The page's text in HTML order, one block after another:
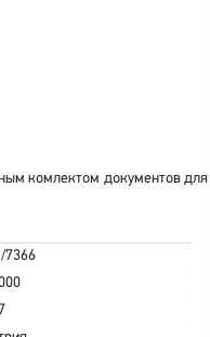
комлектом документов для
7366